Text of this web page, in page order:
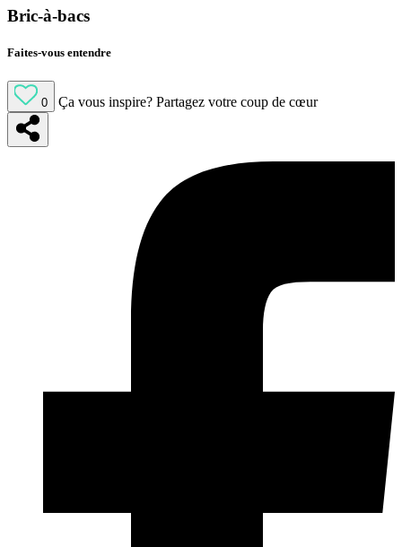
Bric-à-bacs
Faites-vous entendre
0 Ça vous inspire? Partagez votre coup de cœur